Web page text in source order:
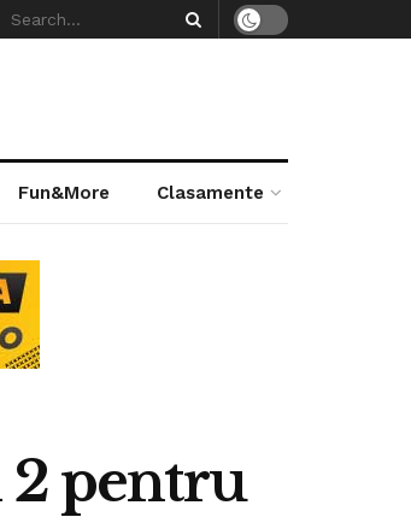
Fun&More Clasamente
2 pentru